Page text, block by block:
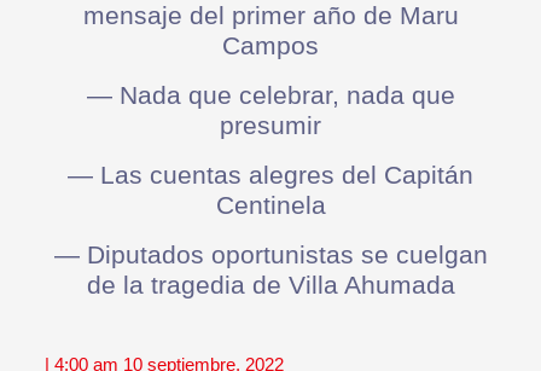
mensaje del primer año de Maru
Campos
— Nada que celebrar, nada que
presumir
— Las cuentas alegres del Capitán
Centinela
— Diputados oportunistas se cuelgan
de la tragedia de Villa Ahumada
| 4:00 am 10 septiembre, 2022